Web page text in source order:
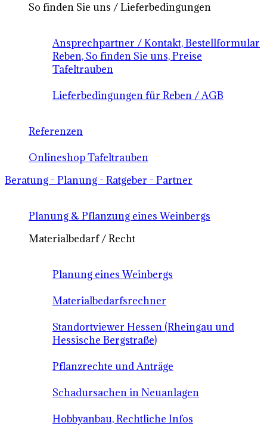
So finden Sie uns / Lieferbedingungen
Ansprechpartner / Kontakt, Bestellformular
Reben, So finden Sie uns, Preise
Tafeltrauben
Lieferbedingungen für Reben / AGB
Referenzen
Onlineshop Tafeltrauben
Beratung - Planung - Ratgeber - Partner
Planung & Pflanzung eines Weinbergs
Materialbedarf / Recht
Planung eines Weinbergs
Materialbedarfsrechner
Standortviewer Hessen (Rheingau und
Hessische Bergstraße)
Pflanzrechte und Anträge
Schadursachen in Neuanlagen
Hobbyanbau, Rechtliche Infos